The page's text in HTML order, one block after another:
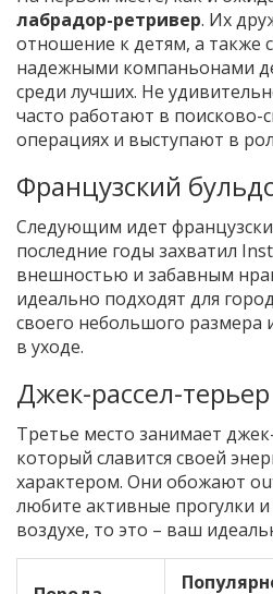
лабрадор-ретривер. Их
отношение к детям, а также
надежными компаньонами
среди лучших. Не
часто работают в поисково-
операциях и выступают в
Французский
Следующим идет
последние годы захватил
внешностью и забавным
идеально подходят для
своего небольшого размера
в уходе.
Джек-рассел-терьер
Третье место занимает
который славится своей
характером. Они обожают
любите активные прогулки
воздухе, то это – ваш